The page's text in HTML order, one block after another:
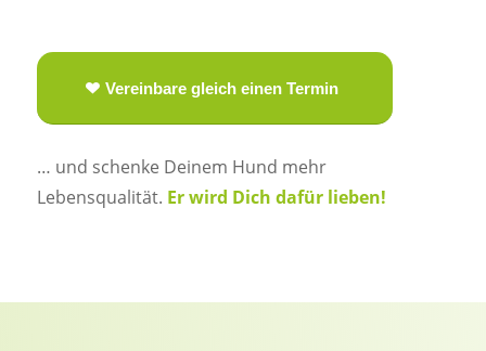
Vereinbare gleich einen Termin
… und schenke Deinem Hund mehr
Lebensqualität. Er wird Dich dafür lieben!